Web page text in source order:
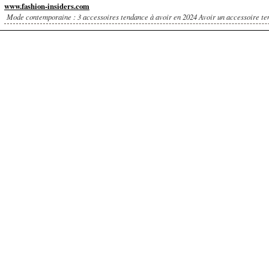
www.fashion-insiders.com
Mode contemporaine : 3 accessoires tendance à avoir en 2024 Avoir un accessoire